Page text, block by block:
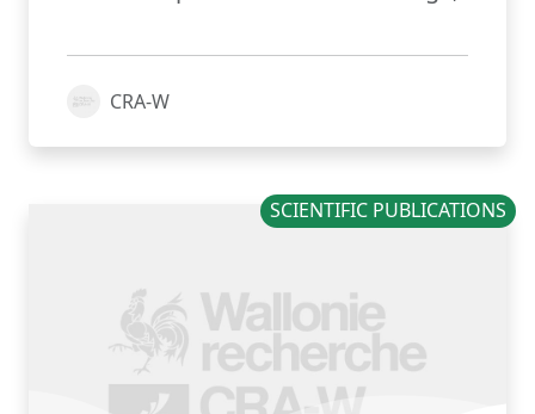
CRA-W
SCIENTIFIC PUBLICATIONS